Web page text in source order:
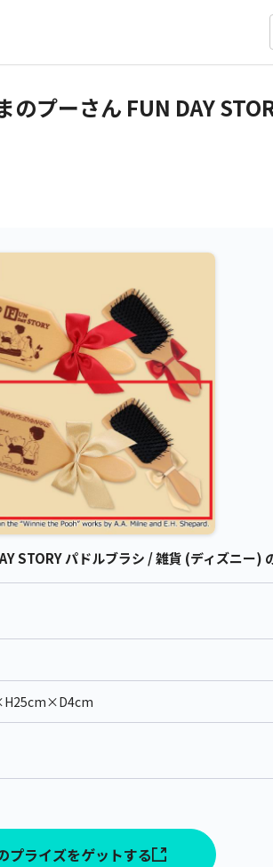
のプーさん FUN DAY
STORY パドルブラシ / 雑貨 (ディズニー)
プライズをゲットする